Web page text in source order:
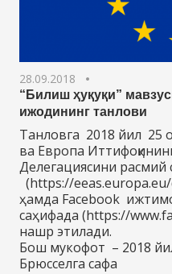
28.09.2018
“Билиш ҳуқуқи”
ижодининг танлови
Танловга 2018 йил 25
ва Европа
Делегациясини расмий
(https://
ҳамда Facebook
саҳифада (https://
нашр этилади.
Бош мукофот – 2018
Брюсселга сафа